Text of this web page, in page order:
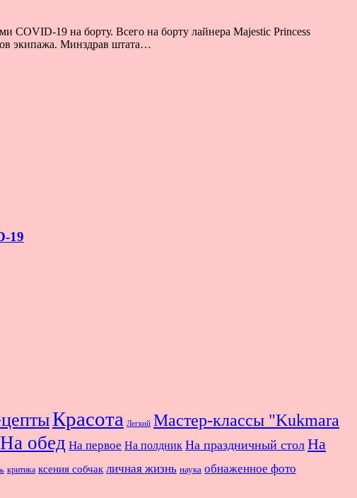
19 на борту. Всего на борту лайнера Majestic Princess
экипажа. Минздрав штата…
19
Красота Легкий Мастер-классы "Kukmara
На обед На первое На полдник На праздничный стол На
критика ксения собчак личная жизнь наука обнаженное фото